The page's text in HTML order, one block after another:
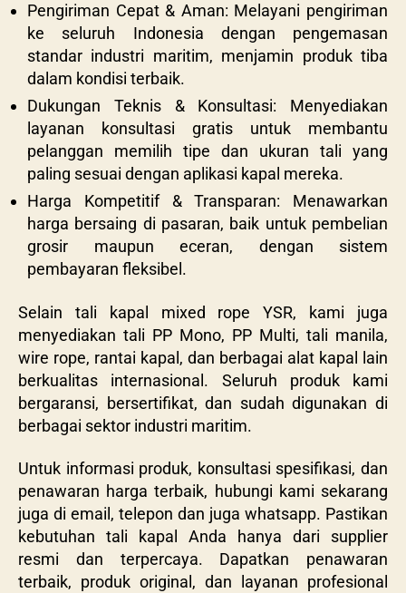
Pengiriman Cepat & Aman: Melayani pengiriman
ke seluruh Indonesia dengan pengemasan
standar industri maritim, menjamin produk tiba
dalam kondisi terbaik.
Dukungan Teknis & Konsultasi: Menyediakan
layanan konsultasi gratis untuk membantu
pelanggan memilih tipe dan ukuran tali yang
paling sesuai dengan aplikasi kapal mereka.
Harga Kompetitif & Transparan: Menawarkan
harga bersaing di pasaran, baik untuk pembelian
grosir maupun eceran, dengan sistem
pembayaran fleksibel.
Selain tali kapal mixed rope YSR, kami juga
menyediakan tali PP Mono, PP Multi, tali manila,
wire rope, rantai kapal, dan berbagai alat kapal lain
berkualitas internasional. Seluruh produk kami
bergaransi, bersertifikat, dan sudah digunakan di
berbagai sektor industri maritim.
Untuk informasi produk, konsultasi spesifikasi, dan
penawaran harga terbaik, hubungi kami sekarang
juga di email, telepon dan juga whatsapp. Pastikan
kebutuhan tali kapal Anda hanya dari supplier
resmi dan terpercaya. Dapatkan penawaran
terbaik, produk original, dan layanan profesional